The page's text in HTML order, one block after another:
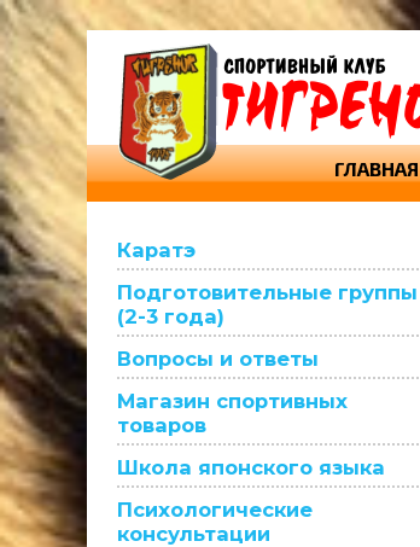
ГЛАВНАЯ
Каратэ
Подготовительные группы
(2-3 года)
Вопросы и ответы
Магазин спортивных
товаров
Школа японского языка
Психологические
консультации